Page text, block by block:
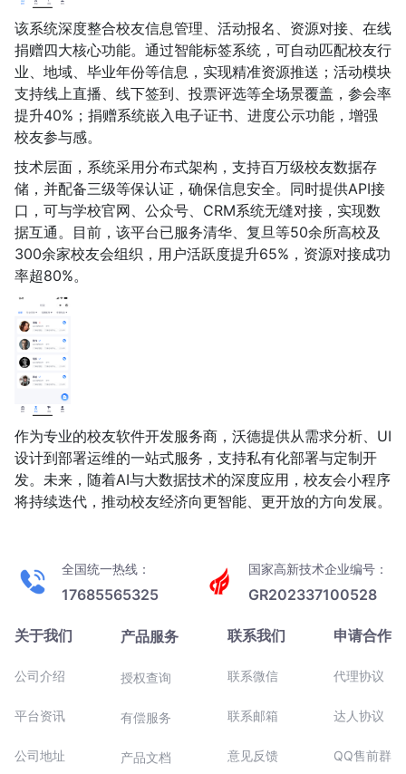
该系统深度整合校友信息管理、活动报名、资源对接、在线
捐赠四大核心功能。通过智能标签系统，可自动匹配校友行
业、地域、毕业年份等信息，实现精准资源推送；活动模块
支持线上直播、线下签到、投票评选等全场景覆盖，参会率
提升40%；捐赠系统嵌入电子证书、进度公示功能，增强
校友参与感。
技术层面，系统采用分布式架构，支持百万级校友数据存
储，并配备三级等保认证，确保信息安全。同时提供API接
口，可与学校官网、公众号、CRM系统无缝对接，实现数
据互通。目前，该平台已服务清华、复旦等50余所高校及
300余家校友会组织，用户活跃度提升65%，资源对接成功
率超80%。
作为专业的校友软件开发服务商，沃德提供从需求分析、UI
设计到部署运维的一站式服务，支持私有化部署与定制开
发。未来，随着AI与大数据技术的深度应用，校友会小程序
将持续迭代，推动校友经济向更智能、更开放的方向发展。
全国统一热线：
17685565325
国家高新技术企业编号：
GR202337100528
关于我们
公司介绍
平台资讯
公司地址
产品服务
授权查询
有偿服务
产品文档
联系我们
联系微信
联系邮箱
意见反馈
申请合作
代理协议
达人协议
QQ售前群